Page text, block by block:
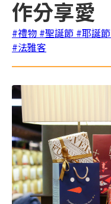
作分享愛
#禮物 #聖誕節 #耶誕節
#法雅客